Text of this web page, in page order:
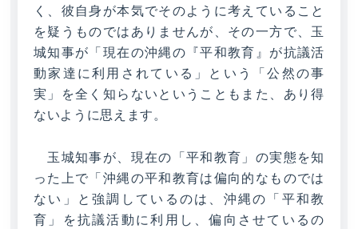
く、彼自身が本気でそのように考えていること
を疑うものではありませんが、その一方で、玉
城知事が「現在の沖縄の『平和教育』が抗議活
動家達に利用されている」という「公然の事
実」を全く知らないということもまた、あり得
ないように思えます。
玉城知事が、現在の「平和教育」の実態を知
った上で「沖縄の平和教育は偏向的なものでは
ない」と強調しているのは、沖縄の「平和教
育」を抗議活動に利用し、偏向させているの